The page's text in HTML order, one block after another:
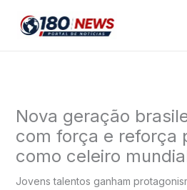
para
Nova geração
com força e reforça
como celeiro
Jovens talentos ganham